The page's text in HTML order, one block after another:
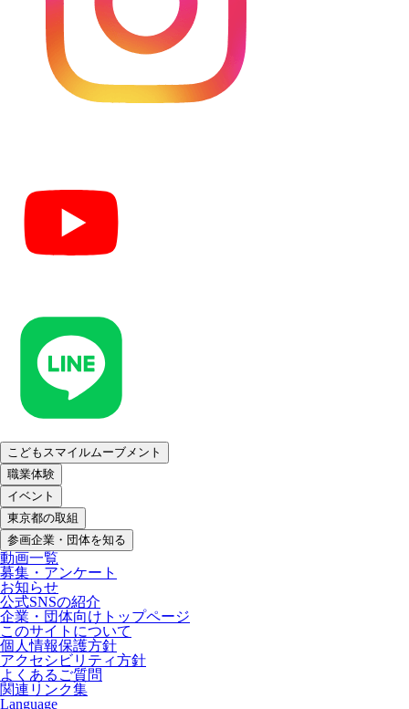
こどもスマイルムーブメント
職業体験
イベント
東京都の取組
参画企業・団体を知る
動画一覧
募集・アンケート
お知らせ
公式SNSの紹介
企業・団体向けトップページ
このサイトについて
個人情報保護方針
アクセシビリティ方針
よくあるご質問
関連リンク集
Language